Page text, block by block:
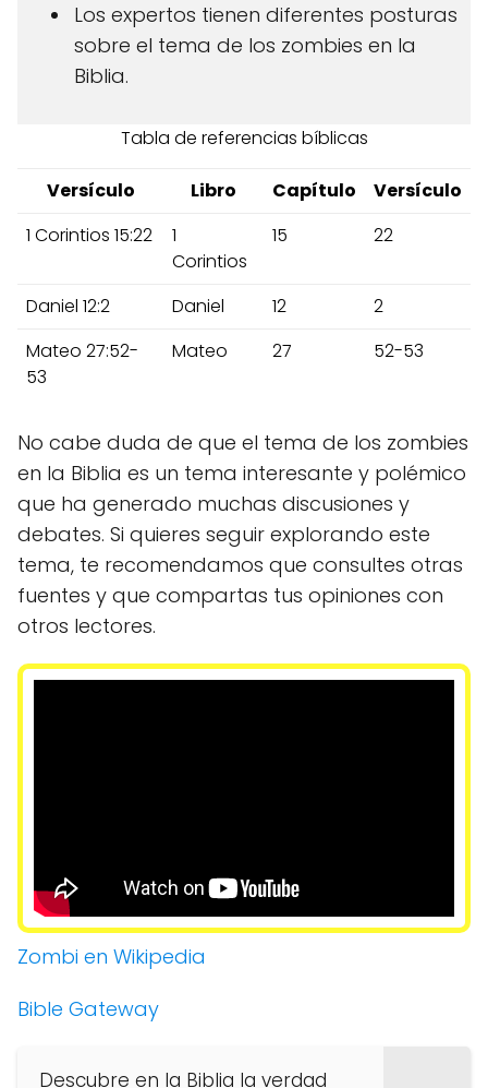
Los expertos tienen diferentes posturas
sobre el tema de los zombies en la
Biblia.
Tabla de referencias bíblicas
Versículo Libro Capítulo
Versículo
1 Corintios 15:22
1
Corintios
15 22
Daniel 12:2 Daniel 12
2
Mateo 27:52-
53
Mateo 27 52-53
No cabe duda de que el tema de los zombies
en la Biblia es un tema interesante y polémico
que ha generado muchas discusiones y
debates. Si quieres seguir explorando este
tema, te recomendamos que consultes otras
fuentes y que compartas tus opiniones con
otros lectores.
Zombi en Wikipedia
Bible Gateway
Descubre en la Biblia la verdad